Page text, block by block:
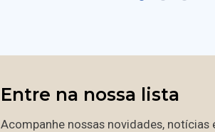
Entre na nossa lista
Acompanhe nossas novidades,